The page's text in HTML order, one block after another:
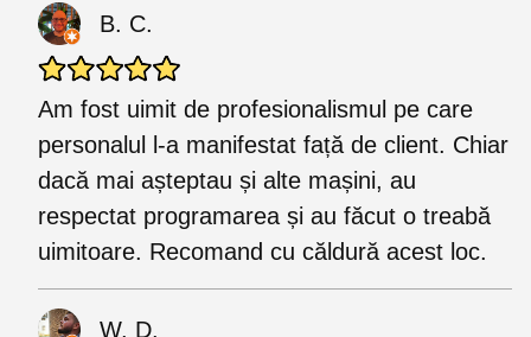
B. C.
Am fost uimit de profesionalismul pe care
personalul l-a manifestat față de client. Chiar
dacă mai așteptau și alte mașini, au
respectat programarea și au făcut o treabă
uimitoare. Recomand cu căldură acest loc.
W. D.